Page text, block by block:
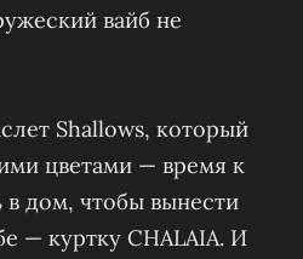
вайб не
Shallows, который
цветами — время к
дом, чтобы вынести
— куртку CHALAIA. И